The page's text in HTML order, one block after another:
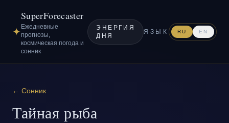
✦
SuperForecaster
Ежедневные
прогнозы,
космическая погода и
сонник
ЭНЕРГИЯ
ДНЯ
ЯЗЫК RU EN
← Сонник
Тайная рыба